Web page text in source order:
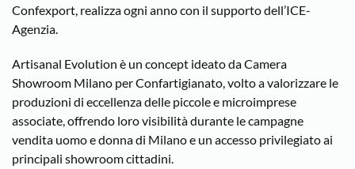
Confexport, realizza ogni anno con il supporto dell’ICE-
Agenzia.
Artisanal Evolution è un concept ideato da Camera
Showroom Milano per Confartigianato, volto a valorizzare le
produzioni di eccellenza delle piccole e microimprese
associate, offrendo loro visibilità durante le campagne
vendita uomo e donna di Milano e un accesso privilegiato ai
principali showroom cittadini.